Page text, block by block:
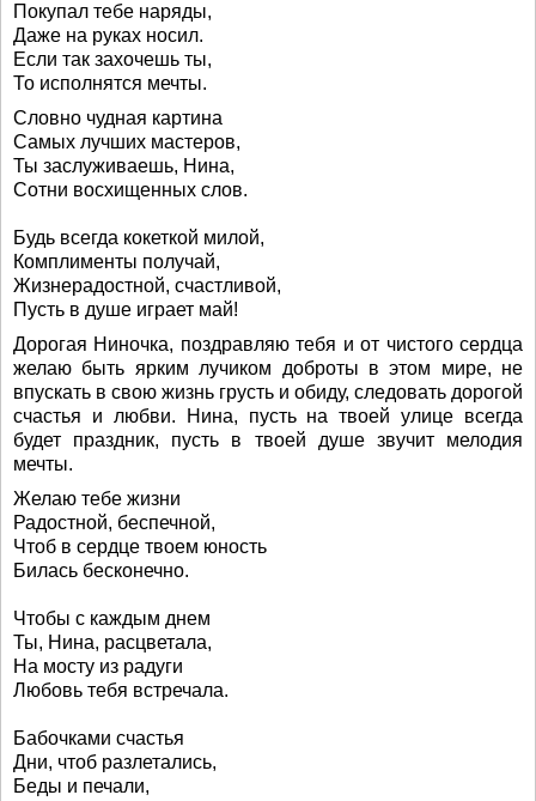
Покупал тебе наряды,
Даже на руках носил.
Если так захочешь ты,
То исполнятся мечты.
Словно чудная картина
Самых лучших мастеров,
Ты заслуживаешь, Нина,
Сотни восхищенных слов.
Будь всегда кокеткой милой,
Комплименты получай,
Жизнерадостной, счастливой,
Пусть в душе играет май!
Дорогая Ниночка, поздравляю тебя и от чистого сердца
желаю быть ярким лучиком доброты в этом мире, не
впускать в свою жизнь грусть и обиду, следовать дорогой
счастья и любви. Нина, пусть на твоей улице всегда
будет праздник, пусть в твоей душе звучит мелодия
мечты.
Желаю тебе жизни
Радостной, беспечной,
Чтоб в сердце твоем юность
Билась бесконечно.
Чтобы с каждым днем
Ты, Нина, расцветала,
На мосту из радуги
Любовь тебя встречала.
Бабочками счастья
Дни, чтоб разлетались,
Беды и печали,